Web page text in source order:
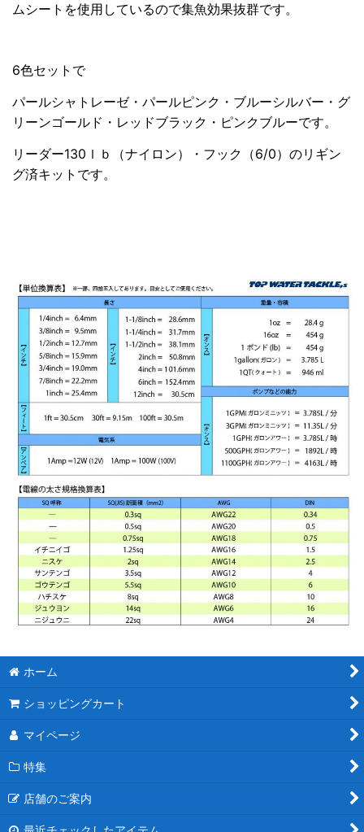
ムシートを使用しているので集魚効果抜群です。
6色セットで
パールシャトレーゼ・パールピンク・ブルーシルバー・グ
リーンゴールド・レッドブラック・ピンクブルーです。
リーダー130ｌｂ（ナイロン）・フック（6/0）のリギン
グ済キットです。
ホーム
ショッピングカート
マイページ
特集
店舗のご案内